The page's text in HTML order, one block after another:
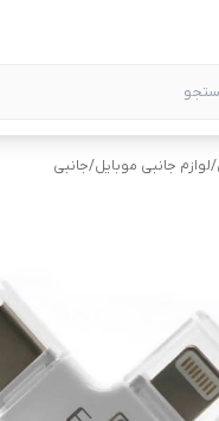
/لوازم جانبی موبایل/جانبی